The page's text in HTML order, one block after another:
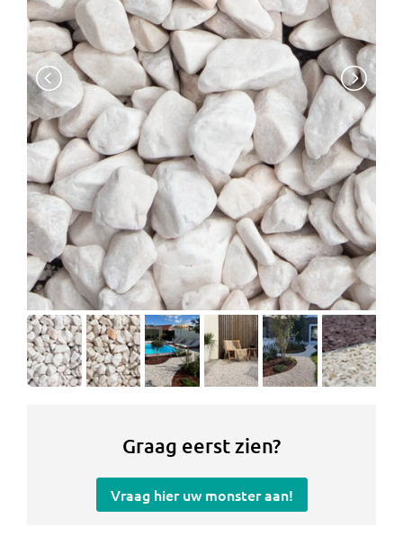
Graag eerst zien?
Vraag hier uw monster aan!